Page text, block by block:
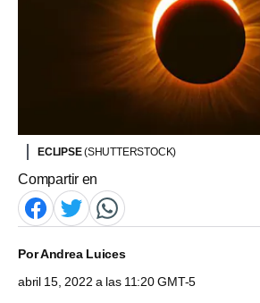
ECLIPSE(SHUTTERSTOCK)
Compartir en
PorAndrea Luices
abril 15, 2022 a las 11:20 GMT-5